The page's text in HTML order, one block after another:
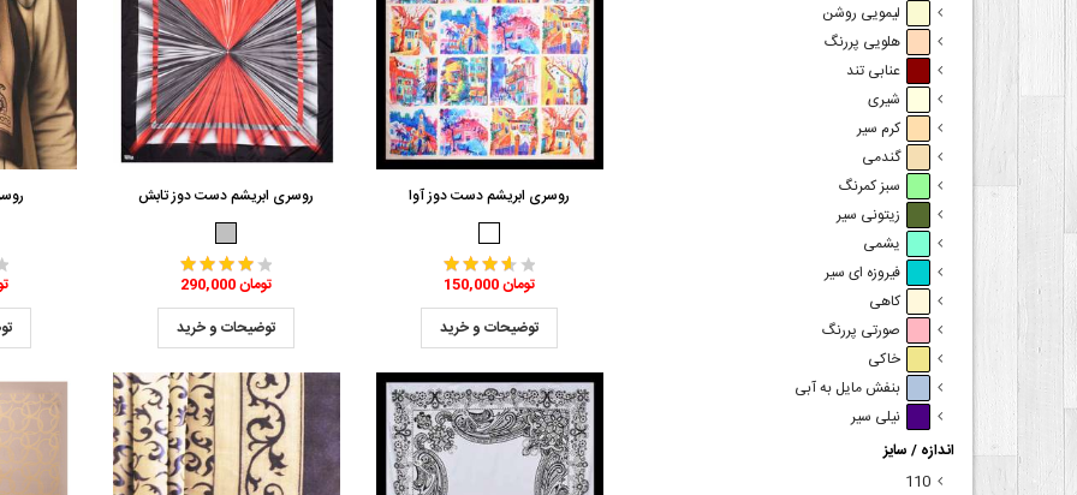
روسری ابریشم دست دوز آوا
150,000 تومان
توضیحات و خرید
روسری ابریشم دست دوز تابش
290,000 تومان
توضیحات و خرید
لیمویی روشن
هلویی پررنگ
عنابی تند
شیری
کرم سیر
گندمی
سبز کمرنگ
زیتونی سیر
یشمی
فیروزه ای سیر
کاهی
صورتی پررنگ
خاکی
بنفش مایل به آبی
نیلی سیر
اندازه / سایز
110